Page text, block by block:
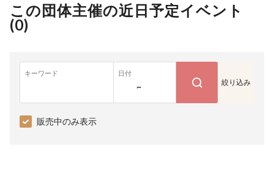
この団体主催の近日予定イベント
(0)
キーワード 日付
~ 絞り込み
販売中のみ表示